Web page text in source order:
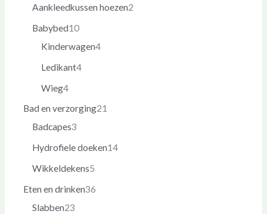
Aankleedkussen hoezen2
Babybed10
Kinderwagen4
Ledikant4
Wieg4
Bad en verzorging21
Badcapes3
Hydrofiele doeken14
Wikkeldekens5
Eten en drinken36
Slabben23